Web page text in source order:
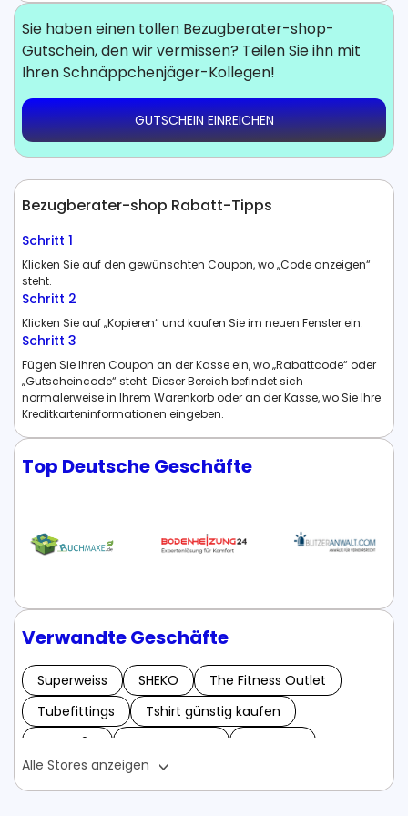
Sie haben einen tollen Bezugberater-shop-
Gutschein, den wir vermissen? Teilen Sie ihn mit
Ihren Schnäppchenjäger-Kollegen!
GUTSCHEIN EINREICHEN
Bezugberater-shop Rabatt-Tipps
Schritt 1
Klicken Sie auf den gewünschten Coupon, wo „Code anzeigen“
steht.
Schritt 2
Klicken Sie auf „Kopieren“ und kaufen Sie im neuen Fenster ein.
Schritt 3
Fügen Sie Ihren Coupon an der Kasse ein, wo „Rabattcode“ oder
„Gutscheincode“ steht. Dieser Bereich befindet sich
normalerweise in Ihrem Warenkorb oder an der Kasse, wo Sie Ihre
Kreditkarteninformationen eingeben.
Top Deutsche Geschäfte
Verwandte Geschäfte
Superweiss SHEKO
The Fitness Outlet
Tubefittings
Tshirt günstig kaufen
Tanzer24
Bienenpatenschaft
Alle Stores anzeigen